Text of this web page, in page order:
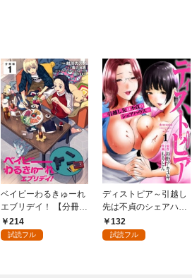
ベイビーわるきゅーれ
エブリデイ！ 【分冊
版】 1
214
試読フル
ディストピア～引越し
先は不貞のシェアハウ
ス～１
132
試読フル